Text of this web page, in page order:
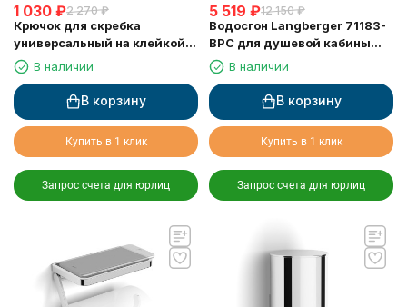
1 030 ₽2 270 ₽
Крючок для скребка
универсальный на клейкой
основе LANGBERGER 75183-
10-00-BPC черный
В наличии
В корзину
Купить в 1 клик
Запрос счета для юрлиц
5 519 ₽12 150 ₽
Водосгон Langberger 71183-
BPC для душевой кабины
черныйВ наличии
В корзину
Купить в 1 клик
Запрос счета для юрлиц